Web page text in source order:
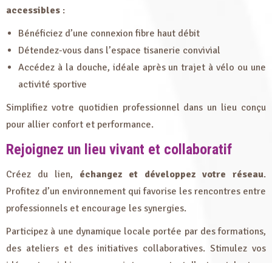
accessibles :
Bénéficiez d’une connexion fibre haut débit
Détendez-vous dans l’espace tisanerie convivial
Accédez à la douche, idéale après un trajet à vélo ou une
activité sportive
Simplifiez votre quotidien professionnel dans un lieu conçu
pour allier confort et performance.
Rejoignez un lieu vivant et collaboratif
Créez du lien, échangez et développez votre réseau.
Profitez d’un environnement qui favorise les rencontres entre
professionnels et encourage les synergies.
Participez à une dynamique locale portée par des formations,
des ateliers et des initiatives collaboratives. Stimulez vos